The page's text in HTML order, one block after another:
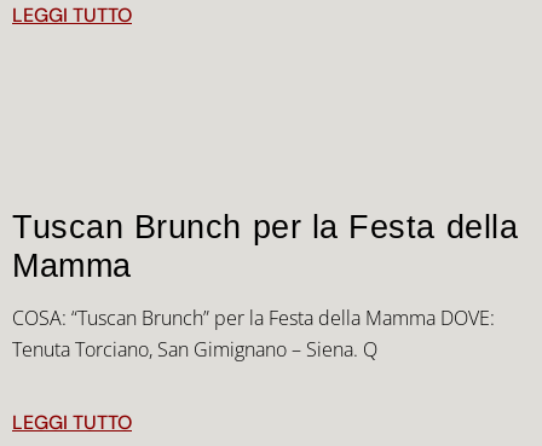
LEGGI TUTTO
Tuscan Brunch per la Festa della
Mamma
COSA: “Tuscan Brunch” per la Festa della Mamma DOVE:
Tenuta Torciano, San Gimignano – Siena. Q
LEGGI TUTTO